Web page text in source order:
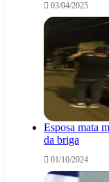
03/04/2025
Esposa mata
da briga
01/10/2024